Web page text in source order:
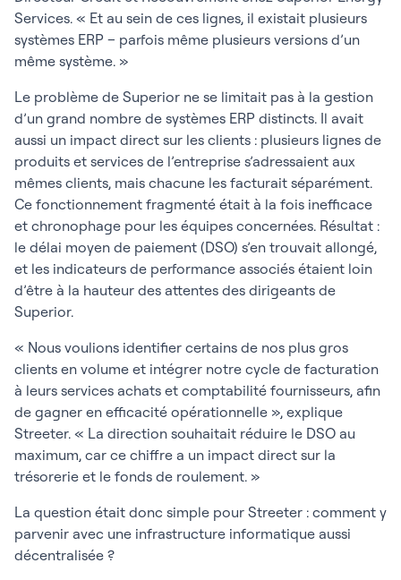
Services. « Et au sein de ces lignes, il existait plusieurs
systèmes ERP – parfois même plusieurs versions d’un
même système. »
Le problème de Superior ne se limitait pas à la gestion
d’un grand nombre de systèmes ERP distincts. Il avait
aussi un impact direct sur les clients : plusieurs lignes de
produits et services de l’entreprise s’adressaient aux
mêmes clients, mais chacune les facturait séparément.
Ce fonctionnement fragmenté était à la fois inefficace
et chronophage pour les équipes concernées. Résultat :
le délai moyen de paiement (DSO) s’en trouvait allongé,
et les indicateurs de performance associés étaient loin
d’être à la hauteur des attentes des dirigeants de
Superior.
« Nous voulions identifier certains de nos plus gros
clients en volume et intégrer notre cycle de facturation
à leurs services achats et comptabilité fournisseurs, afin
de gagner en efficacité opérationnelle », explique
Streeter. « La direction souhaitait réduire le DSO au
maximum, car ce chiffre a un impact direct sur la
trésorerie et le fonds de roulement. »
La question était donc simple pour Streeter : comment y
parvenir avec une infrastructure informatique aussi
décentralisée ?